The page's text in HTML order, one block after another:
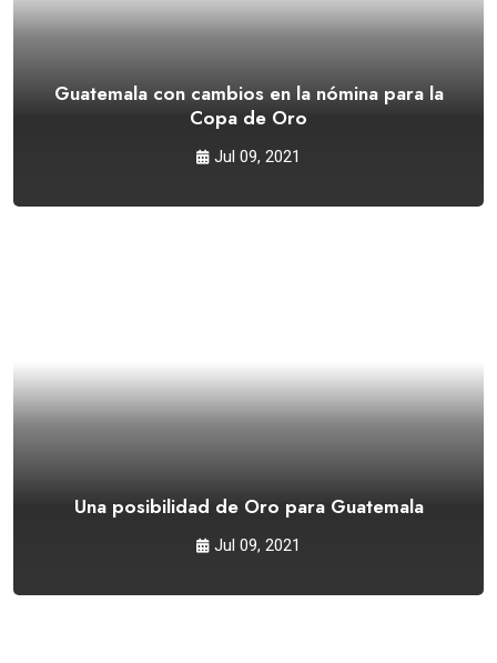
Guatemala con cambios en la nómina para la
Copa de Oro
Jul 09, 2021
Una posibilidad de Oro para Guatemala
Jul 09, 2021